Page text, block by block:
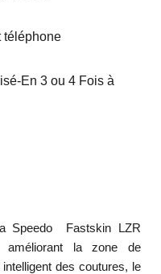
téléphone
En 3 ou 4 Fois à
Speedo Fastskin LZR
la zone de
des coutures, le